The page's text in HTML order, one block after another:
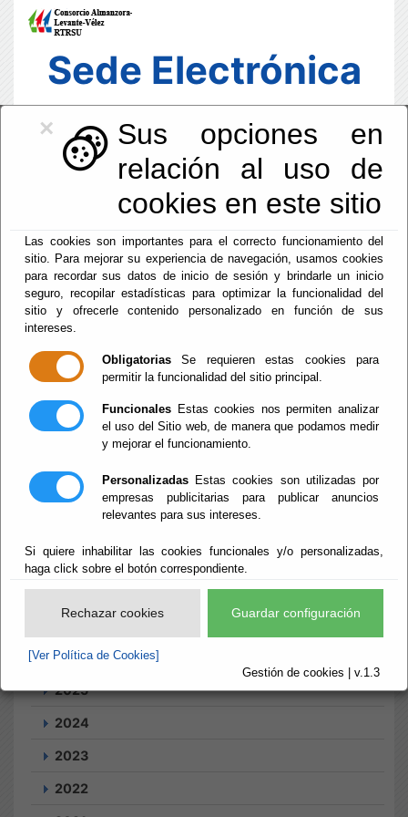
×
Sus opciones en
relación al uso de
cookies en este sitio
Las cookies son importantes para el correcto funcionamiento del
sitio. Para mejorar su experiencia de navegación, usamos cookies
para recordar sus datos de inicio de sesión y brindarle un inicio
seguro, recopilar estadísticas para optimizar la funcionalidad del
sitio y ofrecerle contenido personalizado en función de sus
intereses.
Obligatorias Se requieren estas cookies para
permitir la funcionalidad del sitio principal.
Funcionales Estas cookies nos permiten analizar
el uso del Sitio web, de manera que podamos medir
y mejorar el funcionamiento.
Personalizadas Estas cookies son utilizadas por
empresas publicitarias para publicar anuncios
relevantes para sus intereses.
Si quiere inhabilitar las cookies funcionales y/o personalizadas,
haga click sobre el botón correspondiente.
Rechazar cookies Guardar configuración
[Ver Política de Cookies]
Gestión de cookies | v.1.3
Sede Electrónica
20:08:06
Jue, 6 Agosto 2026
- Tablón de anuncios
Tablón de
anuncios
Búsqueda
2025
2024
2023
2022